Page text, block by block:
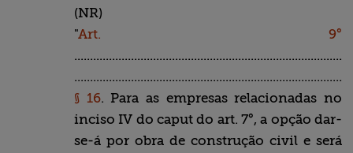
(NR)
"Art. 9°
§ 16. Para as empresas relacionadas no
inciso IV do caput do art. 7°, a opção dar-
se-á por obra de construção civil e será